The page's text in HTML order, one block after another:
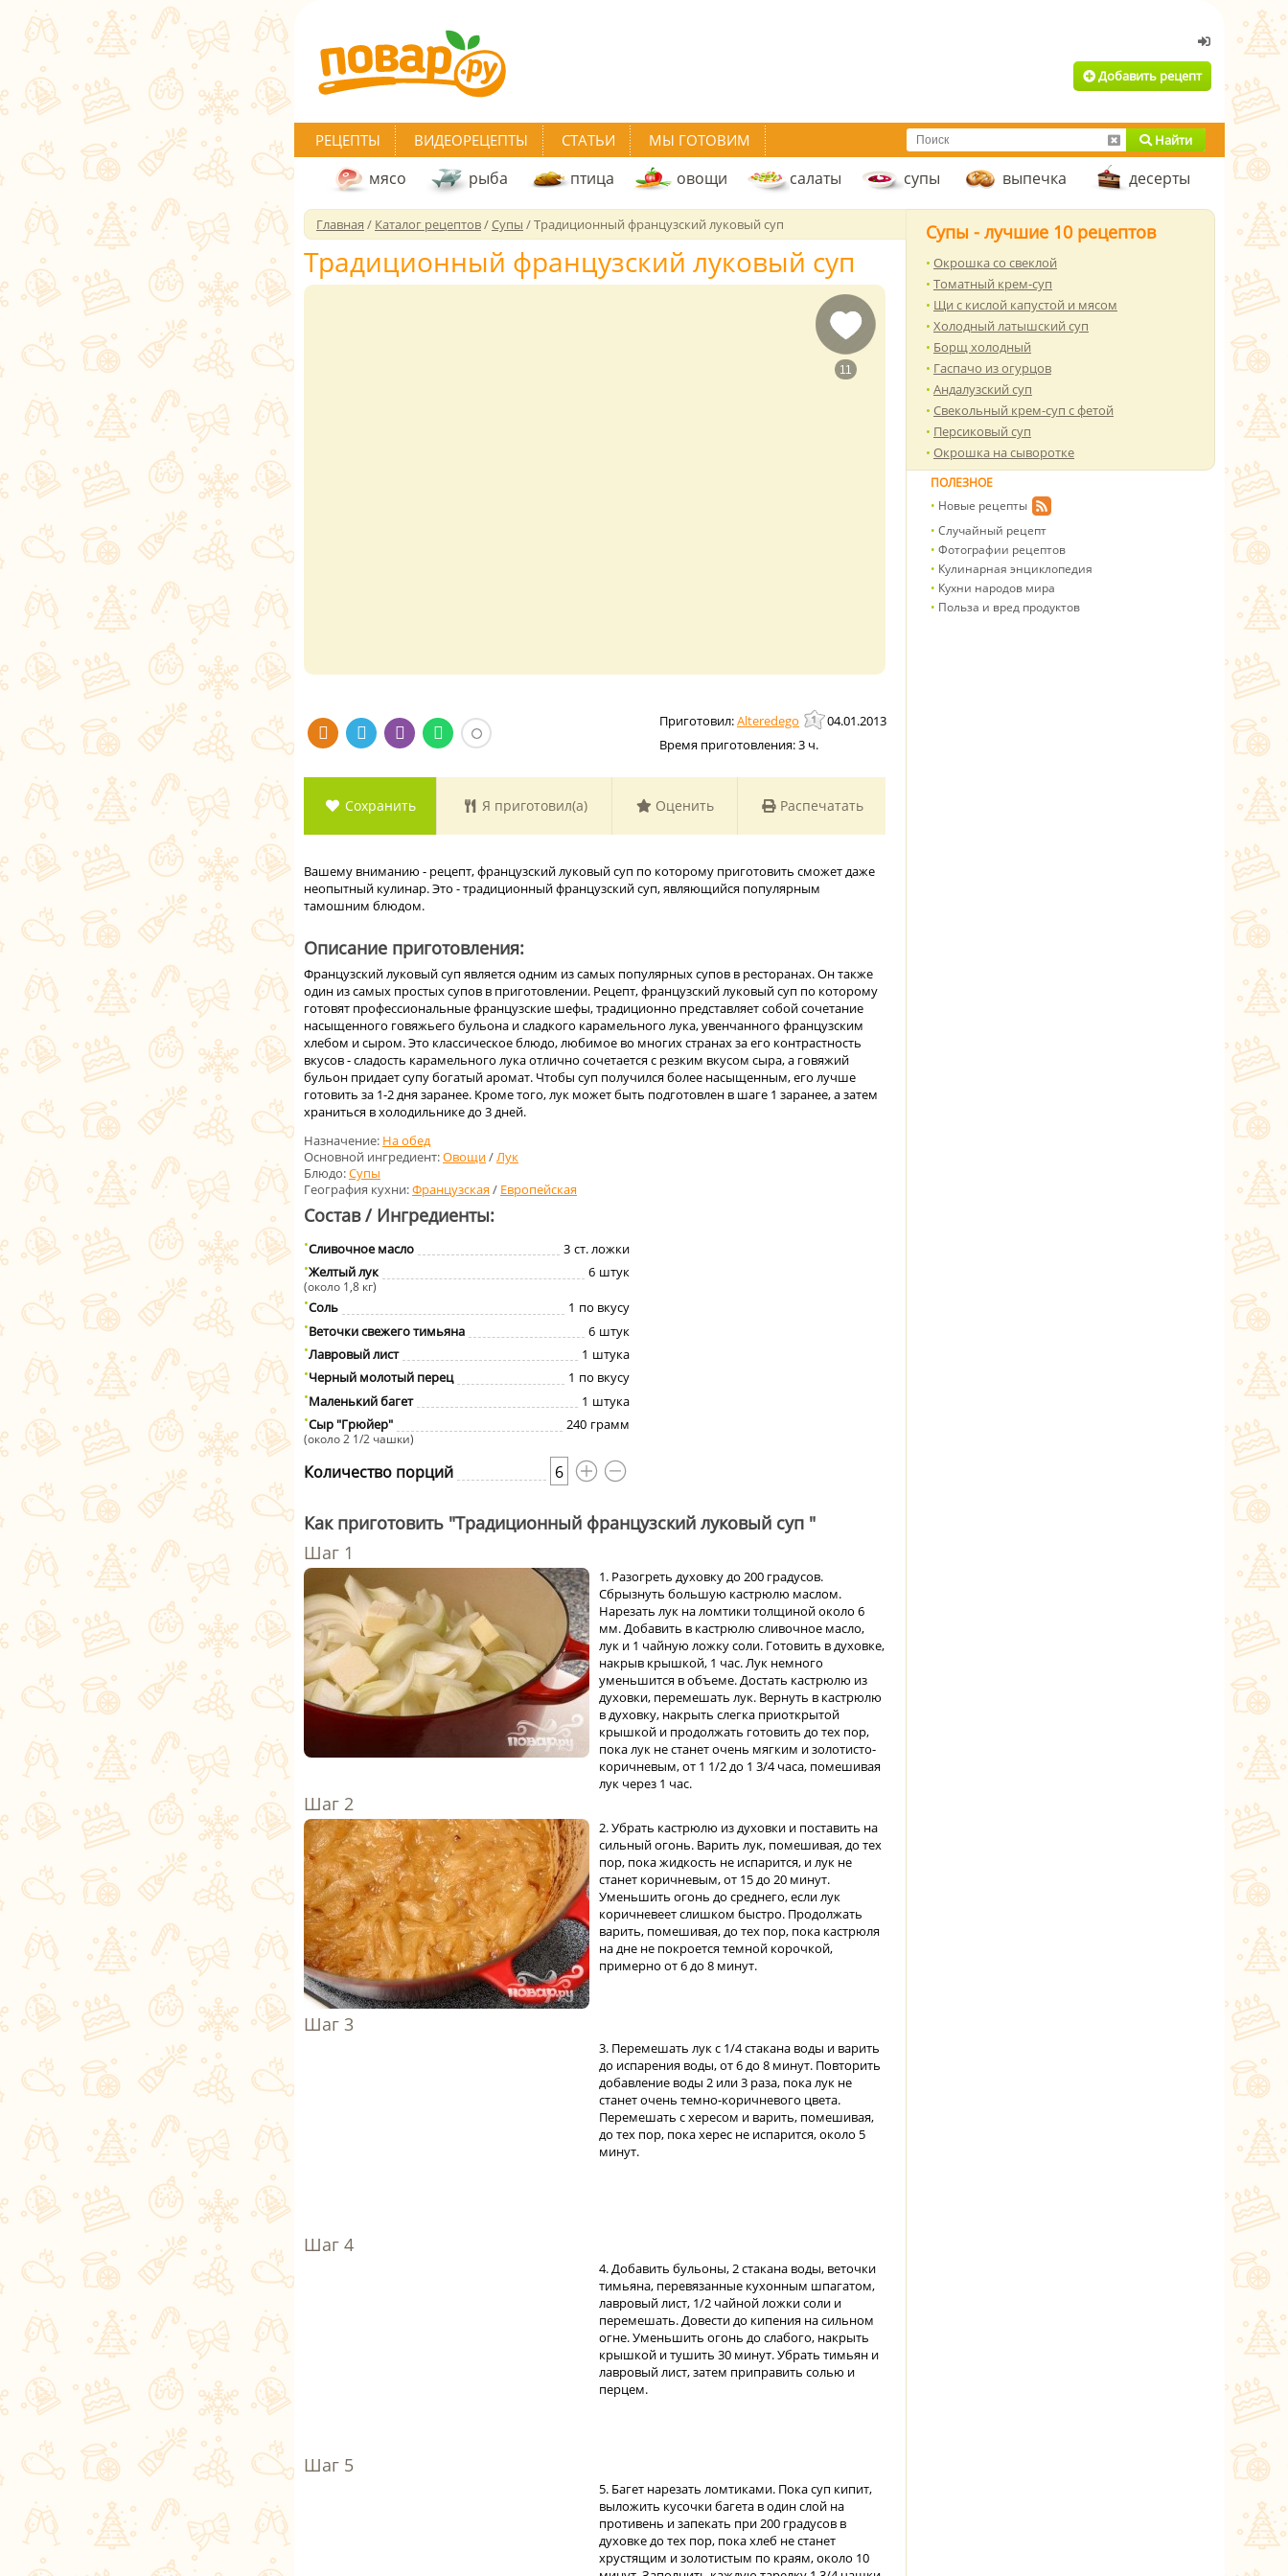
Добавить рецепт
РЕЦЕПТЫ ВИДЕОРЕЦЕПТЫ СТАТЬИ МЫ ГОТОВИМ Найти
мясо рыба птица овощи салаты супы выпечка десерты
Главная / Каталог рецептов/Супы /Традиционный французский луковый суп
Традиционный французский луковый суп
11
Alteredego
04.01.2013
Время приготовления:3 ч.
Сохранить Я приготовил(а) Оценить Распечатать
Вашему вниманию - рецепт, французский луковый суп по которому приготовить сможет даже
неопытный кулинар. Это - традиционный французский суп, являющийся популярным
тамошним блюдом.
Описание приготовления:
Французский луковый суп является одним из самых популярных супов в ресторанах. Он также
один из самых простых супов в приготовлении. Рецепт, французский луковый суп по которому
готовят профессиональные французские шефы, традиционно представляет собой сочетание
насыщенного говяжьего бульона и сладкого карамельного лука, увенчанного французским
хлебом и сыром. Это классическое блюдо, любимое во многих странах за его контрастность
вкусов - сладость карамельного лука отлично сочетается с резким вкусом сыра, а говяжий
бульон придает супу богатый аромат. Чтобы суп получился более насыщенным, его лучше
готовить за 1-2 дня заранее. Кроме того, лук может быть подготовлен в шаге 1 заранее, а затем
храниться в холодильнике до 3 дней.
Назначение: На обед
Основной ингредиент:Овощи/Лук
Блюдо:Супы
География кухни:Французская/ Европейская
Состав / Ингредиенты:
Сливочное масло 3 ст. ложки
Желтый лук
6 штук
(около 1,8 кг)
Соль 1 по вкусу
Веточки свежего тимьяна
6 штук
Лавровый лист
1 штука
Черный молотый перец
1 по вкусу
Маленький багет
1 штука
Сыр "Грюйер"
240 грамм
(около 2 1/2 чашки)
Количество порций 6
Как приготовить "Традиционный французский луковый суп "
1. Разогреть духовку до 200 градусов.
Сбрызнуть большую кастрюлю маслом.
Нарезать лук на ломтики толщиной около 6
мм. Добавить в кастрюлю сливочное масло,
лук и 1 чайную ложку соли. Готовить в духовке,
накрыв крышкой, 1 час. Лук немного
уменьшится в объеме. Достать кастрюлю из
духовки, перемешать лук. Вернуть в кастрюлю
в духовку, накрыть слегка приоткрытой
крышкой и продолжать готовить до тех пор,
пока лук не станет очень мягким и золотисто-
коричневым, от 1 1/2 до 1 3/4 часа, помешивая
лук через 1 час.
2. Убрать кастрюлю из духовки и поставить на
сильный огонь. Варить лук, помешивая, до тех
пор, пока жидкость не испарится, и лук не
станет коричневым, от 15 до 20 минут.
Уменьшить огонь до среднего, если лук
коричневеет слишком быстро. Продолжать
варить, помешивая, до тех пор, пока кастрюля
на дне не покроется темной корочкой,
примерно от 6 до 8 минут.
3. Перемешать лук с 1/4 стакана воды и варить
до испарения воды, от 6 до 8 минут. Повторить
добавление воды 2 или 3 раза, пока лук не
станет очень темно-коричневого цвета.
Перемешать с хересом и варить, помешивая,
до тех пор, пока херес не испарится, около 5
минут.
4. Добавить бульоны, 2 стакана воды, веточки
тимьяна, перевязанные кухонным шпагатом,
лавровый лист, 1/2 чайной ложки соли и
перемешать. Довести до кипения на сильном
огне. Уменьшить огонь до слабого, накрыть
крышкой и тушить 30 минут. Убрать тимьян и
лавровый лист, затем приправить солью и
перцем.
5. Багет нарезать ломтиками. Пока суп кипит,
выложить кусочки багета в один слой на
противень и запекать при 200 градусов в
духовке до тех пор, пока хлеб не станет
хрустящим и золотистым по краям, около 10
Супы - лучшие 10 рецептов
Окрошка со свеклой
Томатный крем-суп
Щи с кислой капустой и мясом
Холодный латышский суп
Борщ холодный
Гаспачо из огурцов
Андалузский суп
Свекольный крем-суп с фетой
Персиковый суп
Окрошка на сыворотке
ПОЛЕЗНОЕ
Новые рецепты
Случайный рецепт
Фотографии рецептов
Кулинарная энциклопедия
Кухни народов мира
Польза и вред продуктов